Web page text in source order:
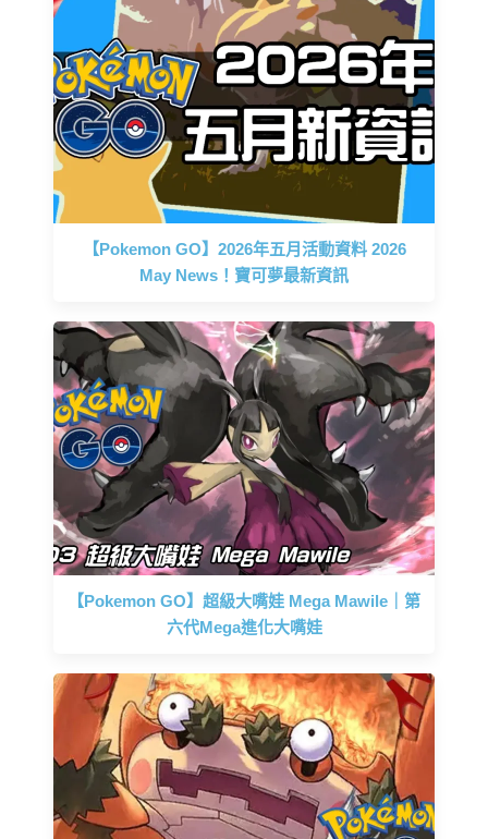
【Pokemon GO】2026年五月活動資料 2026
May News！寶可夢最新資訊
【Pokemon GO】超級大嘴娃 Mega Mawile｜第
六代Mega進化大嘴娃